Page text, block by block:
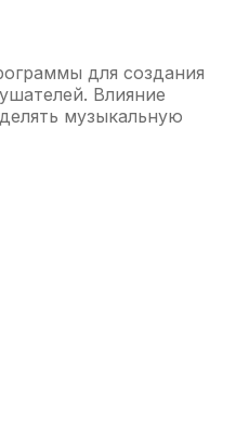
для создания
Влияние
музыкальную